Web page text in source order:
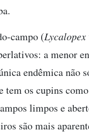
campo (Lycalopex
a menor
endêmica não
tem os cupins
limpos e
são mais